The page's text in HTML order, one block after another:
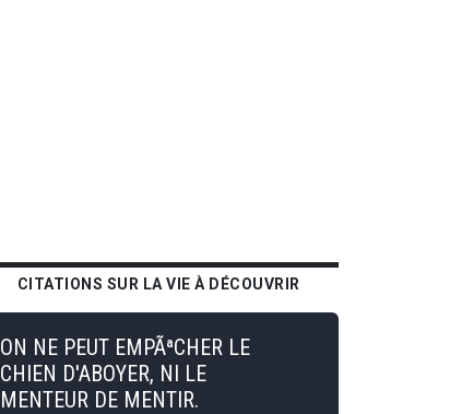
CITATIONS SUR LA VIE À DÉCOUVRIR
ON NE PEUT EMPÃªCHER LE
CHIEN D'ABOYER, NI LE
MENTEUR DE MENTIR.